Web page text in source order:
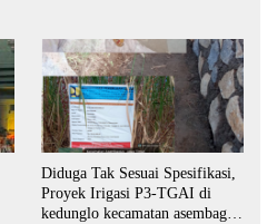
Diduga Tak Sesuai Spesifikasi,
Proyek Irigasi P3-TGAI di
kedunglo kecamatan asembagus